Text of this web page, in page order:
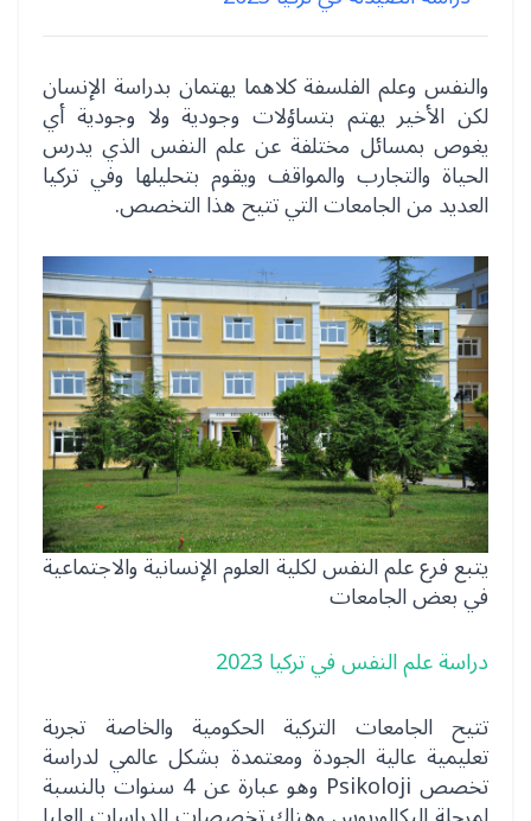
والنفس وعلم الفلسفة كلاهما يهتمان بدراسة الإنسان
لكن الأخير يهتم بتساؤلات وجودية ولا وجودية أي
يغوص بمسائل مختلفة عن علم النفس الذي يدرس
الحياة والتجارب والمواقف ويقوم بتحليلها وفي تركيا
العديد من الجامعات التي تتيح هذا التخصص.
يتبع فرع علم النفس لكلية العلوم الإنسانية والاجتماعية
في بعض الجامعات
دراسة علم النفس في تركيا 2023
تتيح الجامعات التركية الحكومية والخاصة تجربة
تعليمية عالية الجودة ومعتمدة بشكل عالمي لدراسة
تخصص Psikoloji وهو عبارة عن 4 سنوات بالنسبة